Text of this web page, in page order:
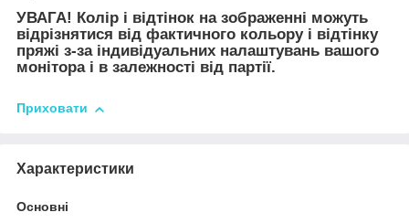
УВАГА! Колір і відтінок на зображенні можуть
відрізнятися від фактичного кольору і відтінку
пряжі з-за індивідуальних налаштувань вашого
монітора і в залежності від партії.
Приховати
Характеристики
Основні